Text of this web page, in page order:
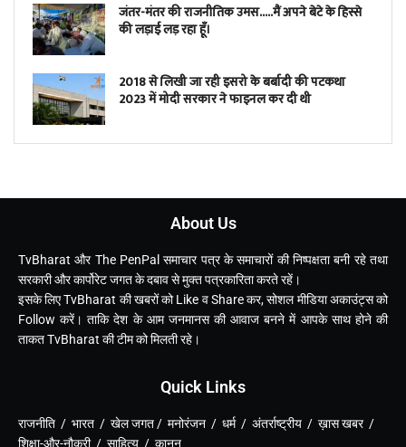
जंतर-मंतर की राजनीतिक उमस…..मैं अपने बेटे के हिस्से
की लड़ाई लड़ रहा हूँ।
2018 से लिखी जा रही इसरो के बर्बादी की पटकथा
2023 में मोदी सरकार ने फाइनल कर दी थी
About Us
TvBharat और The PenPal समाचार पत्र के समाचारों की निष्पक्षता बनी रहे तथा
सरकारी और कार्पोरेट जगत के दबाव से मुक्त पत्रकारिता करते रहें।
इसके लिए TvBharat की खबरों को Like व Share कर, सोशल मीडिया अकाउंट्स को
Follow करें। ताकि देश के आम जनमानस की आवाज बनने में आपके साथ होने की
ताकत TvBharat की टीम को मिलती रहे।
Quick Links
राजनीति / भारत / खेल जगत / मनोरंजन / धर्म / अंतर्राष्ट्रीय / ख़ास खबर /
शिक्षा-और-नौकरी / साहित्य / कानून